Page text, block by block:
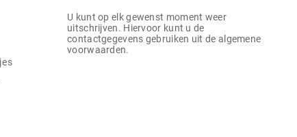
U kunt op elk gewenst moment weer
uitschrijven. Hiervoor kunt u de
contactgegevens gebruiken uit de algemene
voorwaarden.